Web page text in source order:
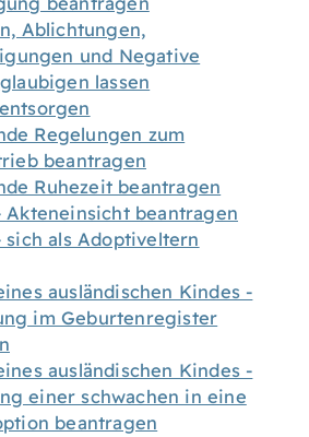
Ablichtungen,
und Negative
lassen
Regelungen zum
beantragen
Ruhezeit beantragen
Akteneinsicht beantragen
als Adoptiveltern
ausländischen Kindes -
im Geburtenregister
ausländischen Kindes -
einer schwachen in eine
beantragen